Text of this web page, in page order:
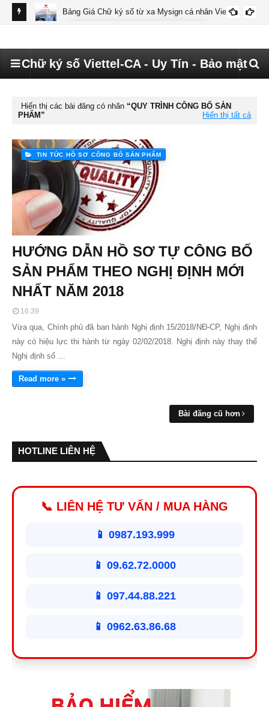
Bảng Giá Chữ ký số từ xa Mysign cá nhân Viettel
Chữ ký số Viettel-CA - Uy Tín - Bảo mật
Hiển thị các bài đăng có nhãn
QUY TRÌNH CÔNG BỐ SẢN
PHẨM
Hiển thị tất cả
TIN TỨC HỒ SƠ CÔNG BỐ SẢN PHẨM
HƯỚNG DẪN HỒ SƠ TỰ CÔNG BỐ
SẢN PHẨM THEO NGHỊ ĐỊNH MỚI
NHẤT NĂM 2018
16:39
Vừa qua, Chính phủ đã ban hành Nghị định 15/2018/NĐ-CP, Nghị định
này có hiệu lực thi hành từ ngày 02/02/2018. Nghị định này thay thế
Nghị định số …
Read more »
Bài đăng cũ hơn
HOTLINE LIÊN HỆ
📞 LIÊN HỆ TƯ VẤN / MUA HÀNG
📱 0987.193.999
📱 09.62.72.0000
📱 097.44.88.221
📱 0962.63.86.68